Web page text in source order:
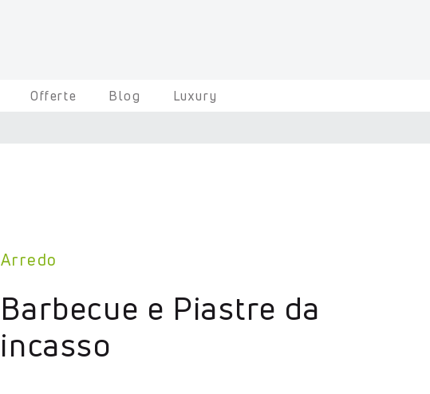
Offerte Blog Luxury
Arredo
Barbecue e Piastre da
incasso